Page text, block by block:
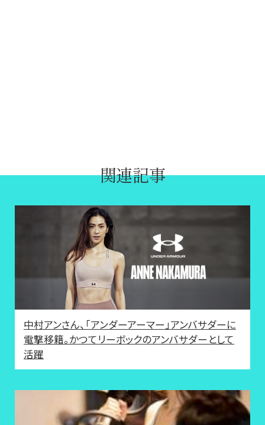
関連記事
中村アンさん、「アンダーアーマー」アンバサダーに
電撃移籍。かつてリーボックのアンバサダーとして
活躍